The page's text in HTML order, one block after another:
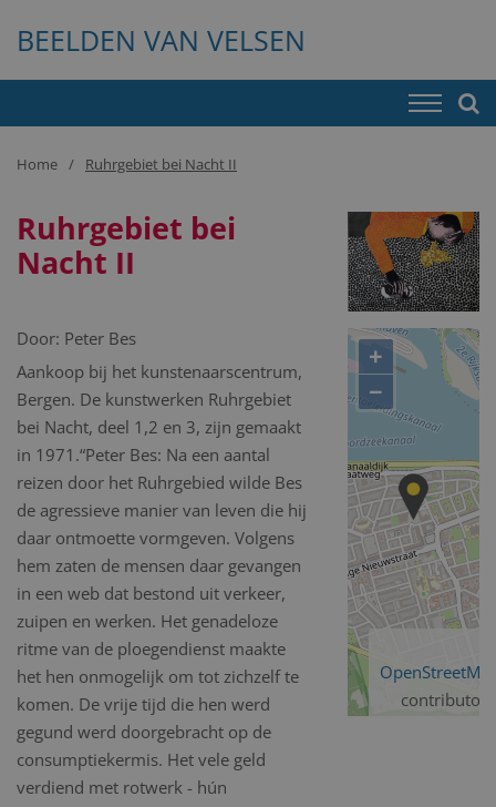
BEELDEN VAN VELSEN
Home Ruhrgebiet bei Nacht II
Ruhrgebiet bei
Nacht II
Door: Peter Bes
Aankoop bij het kunstenaarscentrum,
Bergen. De kunstwerken Ruhrgebiet
bei Nacht, deel 1,2 en 3, zijn gemaakt
in 1971.“Peter Bes: Na een aantal
reizen door het Ruhrgebied wilde Bes
de agressieve manier van leven die hij
daar ontmoette vormgeven. Volgens
hem zaten de mensen daar gevangen
in een web dat bestond uit verkeer,
zuipen en werken. Het genadeloze
ritme van de ploegendienst maakte
het hen onmogelijk om tot zichzelf te
komen. De vrije tijd die hen werd
gegund werd doorgebracht op de
consumptiekermis. Het vele geld
verdiend met rotwerk - hún
+
−